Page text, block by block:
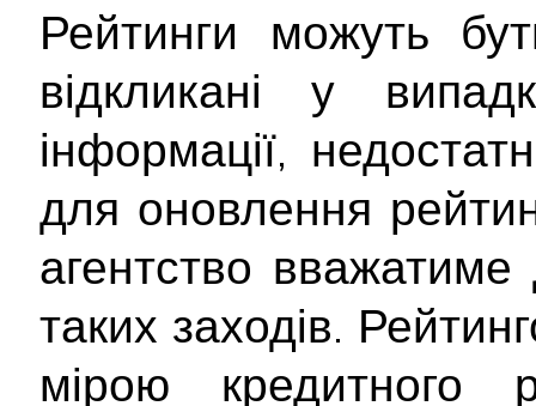
Рейтинги можуть
відкликані у
інформації,
для оновлення
агентство вважатиме
таких заходів.
мірою